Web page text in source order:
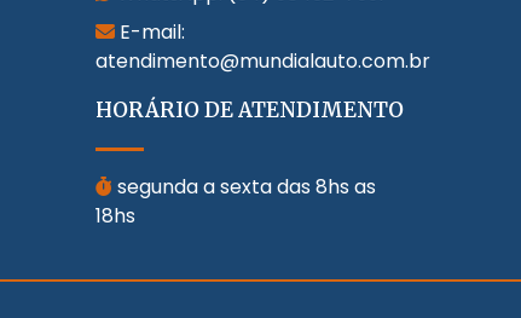
E-mail:
atendimento@mundialauto.com.br
HORÁRIO DE ATENDIMENTO
segunda a sexta das 8hs as
18hs